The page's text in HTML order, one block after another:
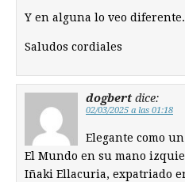
Y en alguna lo veo diferente.
Saludos cordiales
dogbert dice:
02/03/2025 a las 01:18
Elegante como
El Mundo en su mano
Iñaki Ellacuria, expatriado